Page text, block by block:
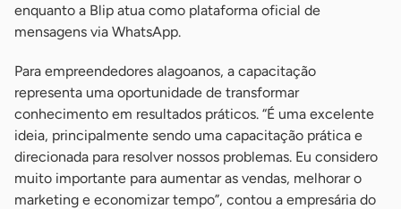
enquanto a Blip atua como plataforma oficial de
mensagens via WhatsApp.
Para empreendedores alagoanos, a capacitação
representa uma oportunidade de transformar
conhecimento em resultados práticos. “É uma excelente
ideia, principalmente sendo uma capacitação prática e
direcionada para resolver nossos problemas. Eu considero
muito importante para aumentar as vendas, melhorar o
marketing e economizar tempo”, contou a empresária do